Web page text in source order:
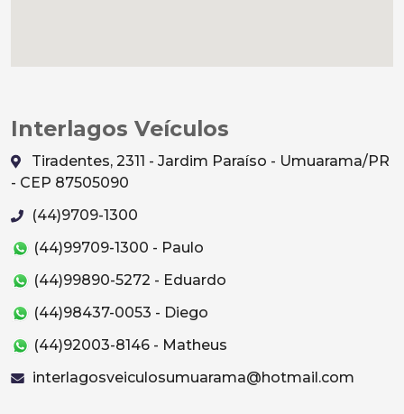
Interlagos Veículos
Tiradentes, 2311 - Jardim Paraíso - Umuarama/PR
- CEP 87505090
(44)9709-1300
(44)99709-1300 - Paulo
(44)99890-5272 - Eduardo
(44)98437-0053 - Diego
(44)92003-8146 - Matheus
interlagosveiculosumuarama@hotmail.com